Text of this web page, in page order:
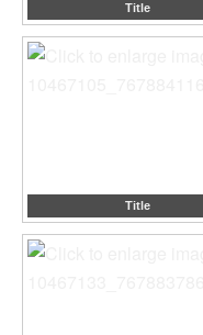
Title
Title